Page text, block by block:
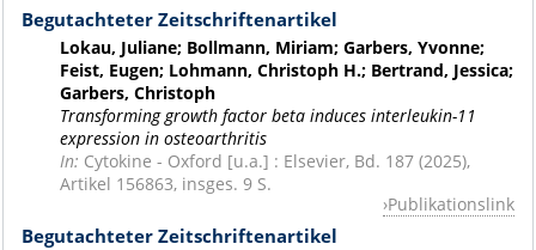
Begutachteter Zeitschriftenartikel
Lokau, Juliane; Bollmann, Miriam; Garbers, Yvonne;
Feist, Eugen; Lohmann, Christoph H.; Bertrand, Jessica;
Garbers, Christoph
Transforming growth factor beta induces interleukin-11
expression in osteoarthritis
In: Cytokine - Oxford [u.a.] : Elsevier, Bd. 187 (2025),
Artikel 156863, insges. 9 S.
Publikationslink
Begutachteter Zeitschriftenartikel